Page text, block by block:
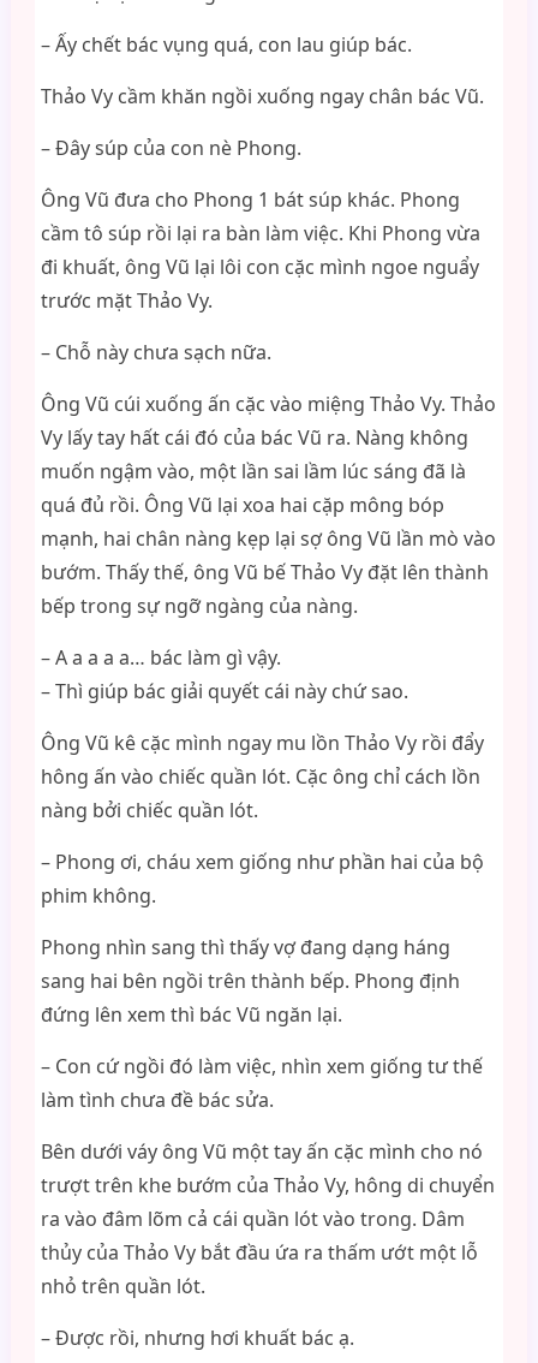
– Ấy chết bác vụng quá, con lau giúp bác.
Thảo Vy cầm khăn ngồi xuống ngay chân bác Vũ.
– Đây súp của con nè Phong.
Ông Vũ đưa cho Phong 1 bát súp khác. Phong
cầm tô súp rồi lại ra bàn làm việc. Khi Phong vừa
đi khuất, ông Vũ lại lôi con cặc mình ngoe nguẩy
trước mặt Thảo Vy.
– Chỗ này chưa sạch nữa.
Ông Vũ cúi xuống ấn cặc vào miệng Thảo Vy. Thảo
Vy lấy tay hất cái đó của bác Vũ ra. Nàng không
muốn ngậm vào, một lần sai lầm lúc sáng đã là
quá đủ rồi. Ông Vũ lại xoa hai cặp mông bóp
mạnh, hai chân nàng kẹp lại sợ ông Vũ lần mò vào
bướm. Thấy thế, ông Vũ bế Thảo Vy đặt lên thành
bếp trong sự ngỡ ngàng của nàng.
– A a a a a… bác làm gì vậy.
– Thì giúp bác giải quyết cái này chứ sao.
Ông Vũ kê cặc mình ngay mu lồn Thảo Vy rồi đẩy
hông ấn vào chiếc quần lót. Cặc ông chỉ cách lồn
nàng bởi chiếc quần lót.
– Phong ơi, cháu xem giống như phần hai của bộ
phim không.
Phong nhìn sang thì thấy vợ đang dạng háng
sang hai bên ngồi trên thành bếp. Phong định
đứng lên xem thì bác Vũ ngăn lại.
– Con cứ ngồi đó làm việc, nhìn xem giống tư thế
làm tình chưa đề bác sửa.
Bên dưới váy ông Vũ một tay ấn cặc mình cho nó
trượt trên khe bướm của Thảo Vy, hông di chuyển
ra vào đâm lõm cả cái quần lót vào trong. Dâm
thủy của Thảo Vy bắt đầu ứa ra thấm ướt một lỗ
nhỏ trên quần lót.
– Được rồi, nhưng hơi khuất bác ạ.